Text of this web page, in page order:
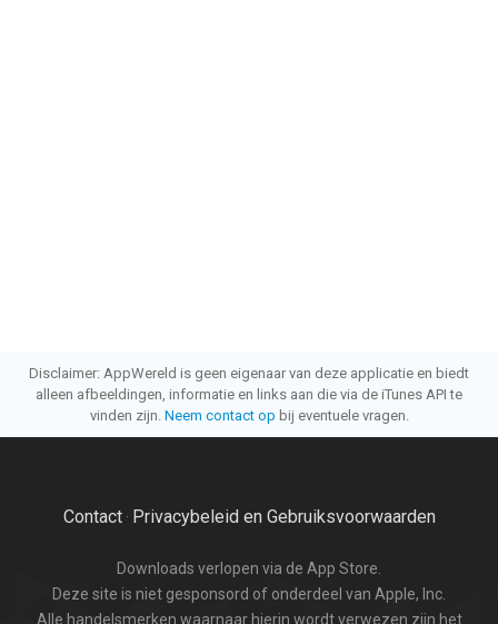
Disclaimer: AppWereld is geen eigenaar van deze applicatie en biedt
alleen afbeeldingen, informatie en links aan die via de iTunes API te
vinden zijn. Neem contact op bij eventuele vragen.
Contact· Privacybeleid en Gebruiksvoorwaarden
Downloads verlopen via de App Store.
Deze site is niet gesponsord of onderdeel van Apple, Inc.
Alle handelsmerken waarnaar hierin wordt verwezen zijn het